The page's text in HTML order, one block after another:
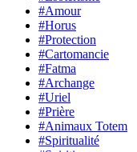
#Amour
#Horus
#Protection
#Cartomancie
#Fatma
#Archange
#Uriel
#Prière
#Animaux Totem
#Spiritualité